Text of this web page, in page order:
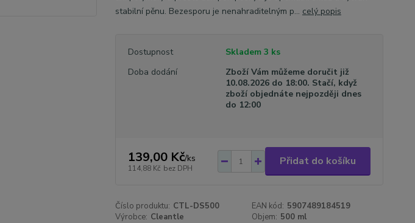
stabilní pěnu. Bezesporu je nenahraditelným p... celý popis
Dostupnost
Skladem 3 ks
Doba dodání
Zboží Vám můžeme doručit již
10.08.2026 do 18:00. Stačí, když
zboží objednáte nejpozději dnes
do 12:00
139,00 Kč/ks
114,88 Kč bez DPH
Přidat do košíku
Číslo produktu: CTL-DS500 EAN kód: 5907489184519
Výrobce: Cleantle Objem: 500 ml